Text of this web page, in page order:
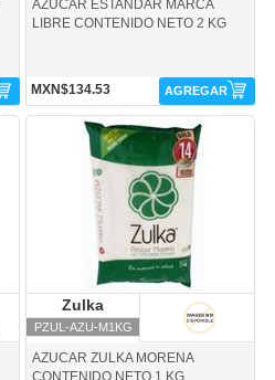
AZUCAR ESTANDAR MARCA
LIBRE CONTENIDO NETO 2 KG
MXN$134.53 AGREGAR
PZUL-AZU-M1KG-Zulka
Zulka
PZUL-AZU-M1KG
AZUCAR ZULKA MORENA
CONTENIDO NETO 1 KG